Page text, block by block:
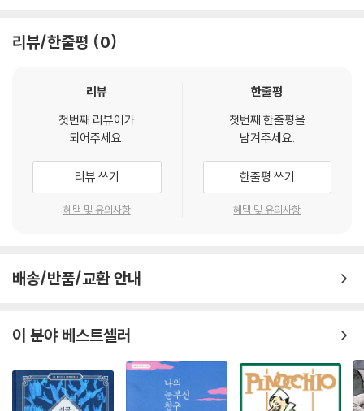
사르데냐 사람들에게 아름다운 자연은 축복이자 저주였다. 수많은 민족들
산 속으로 들어가 사는 편을 택했다. 척박한 땅을 일구고 산적들과 대항하
신들만의 언어와 문화를 만들어 냈다. 개중에는 엽기적일 정도로 독특한
것들도 있다. 코지마의 배경이자 작가의 출생지인 누오로 현에는 축제 때
먹는 ‘카라시우’라는 구이 요리가 있다. 전해지는 바에 따르면 이 요리는 송
아지 배에 염소 새끼를 넣고 염소 새끼 배에 새끼 돼지를 넣고 새끼 돼지 배
에 산토끼를 넣고 산토끼 배에 자고새를 넣고 자고새 배에 더 작은 새를 넣
지마』는 그녀의 중간 이름 코지마를 주인공으로 소설의 형식을 빌린 자서
전이라 할 수 있다. 여성 최초로 노벨 문학상을 수상한 작가의 마지막 작품
으로 그녀가 세상을 떠난 뒤에 출간되었다.
리뷰/한줄평 0
리뷰
첫번째 리뷰어가
되어주세요.
리뷰 쓰기
혜택 및 유의사항
한줄평
첫번째 한줄평을
남겨주세요.
한줄평 쓰기
혜택 및 유의사항
배송/반품/교환 안내
이 분야 베스트셀러